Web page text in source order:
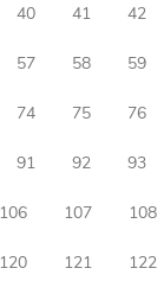
40 41 42
57 58 59
74 75 76
91 92 93
106 107 108
120 121 122